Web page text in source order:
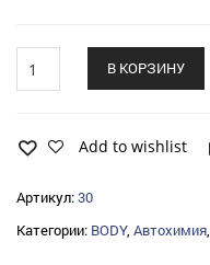
BODY
наружн.обработки
quantity
В КОРЗИНУ
Add to wishlist
Артикул:30
Категории: BODY, Автохимия,